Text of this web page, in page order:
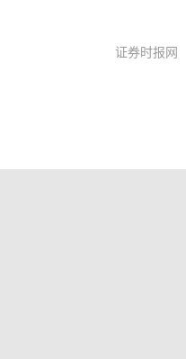
证券时报网